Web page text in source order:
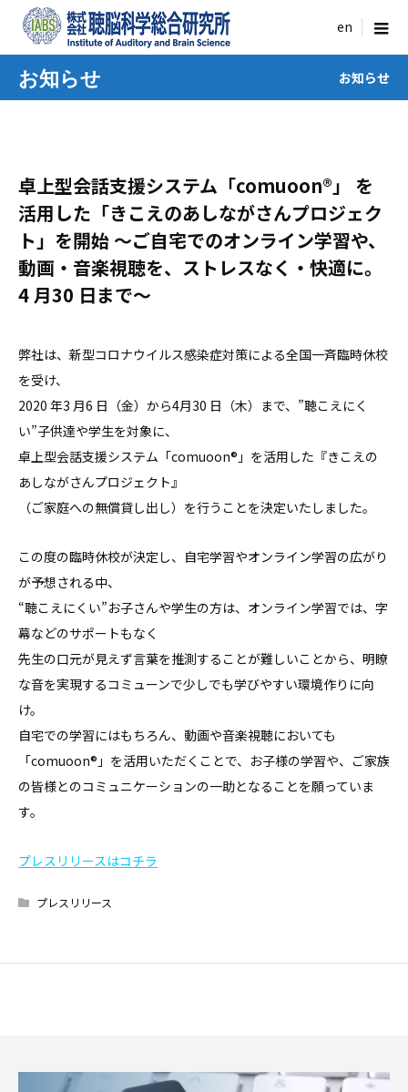
menu
お知らせ お知らせ
卓上型会話⽀援システム「comuoon®」 を
活⽤した「きこえのあしながさんプロジェク
ト」を開始 〜ご⾃宅でのオンライン学習や、
動画・⾳楽視聴を、ストレスなく・快適に。
4 ⽉30 ⽇まで〜
弊社は、新型コロナウイルス感染症対策による全国⼀⻫臨時休校
を受け、
2020 年3 ⽉6 ⽇（⾦）から4⽉30 ⽇（⽊）まで、”聴こえにく
い”⼦供達や学⽣を対象に、
卓上型会話⽀援システム「comuoon®」を活⽤した『きこえの
あしながさんプロジェクト』
（ご家庭への無償貸し出し）を⾏うことを決定いたしました。
この度の臨時休校が決定し、⾃宅学習やオンライン学習の広がり
が予想される中、
“聴こえにくい”お⼦さんや学⽣の⽅は、オンライン学習では、字
幕などのサポートもなく
先⽣の⼝元が⾒えず⾔葉を推測することが難しいことから、明瞭
な⾳を実現するコミューンで少しでも学びやすい環境作りに向
け。
⾃宅での学習にはもちろん、動画や⾳楽視聴においても
「comuoon®」を活⽤いただくことで、お⼦様の学習や、ご家族
の皆様とのコミュニケーションの⼀助となることを願っていま
す。
プレスリリースはコチラ
プレスリリース